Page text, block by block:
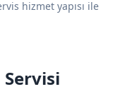
hizmet yapısı ile